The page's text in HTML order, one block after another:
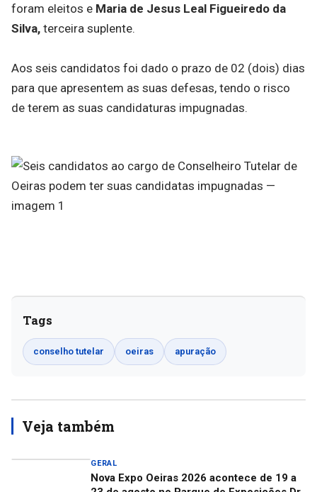
foram eleitos e Maria de Jesus Leal Figueiredo da
Silva, terceira suplente.
Aos seis candidatos foi dado o prazo de 02 (dois) dias
para que apresentem as suas defesas, tendo o risco
de terem as suas candidaturas impugnadas.
Tags
conselho tutelar oeiras apuração
Veja também
GERAL
Nova Expo Oeiras 2026 acontece de 19 a